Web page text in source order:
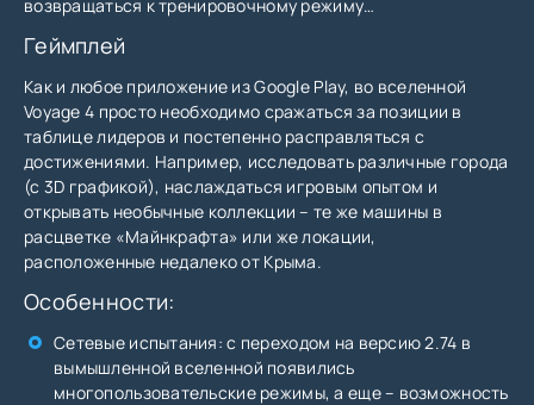
возвращаться к тренировочному режиму…
Геймплей
Как и любое приложение из Google Play, во вселенной
Voyage 4 просто необходимо сражаться за позиции в
таблице лидеров и постепенно расправляться с
достижениями. Например, исследовать различные города
(с 3D графикой), наслаждаться игровым опытом и
открывать необычные коллекции – те же машины в
расцветке «Майнкрафта» или же локации,
расположенные недалеко от Крыма.
Особенности:
Сетевые испытания: с переходом на версию 2.74 в
вымышленной вселенной появились
многопользовательские режимы, а еще – возможность